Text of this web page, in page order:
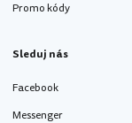
Promo kódy
Sleduj nás
Facebook
Messenger